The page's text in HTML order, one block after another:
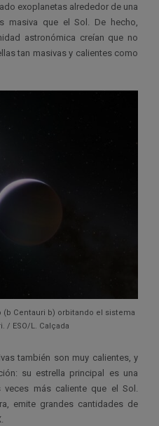
exoplanetas alrededor de una
masiva que el Sol. De hecho,
astronómica creían que no
tan masivas y calientes como
(b Centauri b) orbitando el sistema
/ ESO/L. Calçada
también son muy calientes, y
su estrella principal es una
más caliente que el Sol.
emite grandes cantidades de